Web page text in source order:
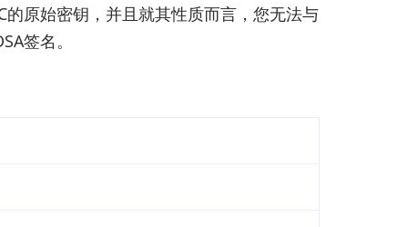
原始密钥，并且就其性质而言，您无法与
签名。